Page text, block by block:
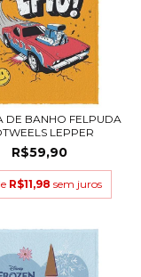
DE BANHO FELPUDA
LEPPER
R$59,90
R$11,98 sem juros